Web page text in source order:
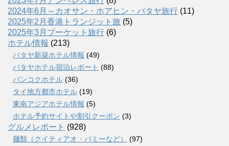
2024年6月～カオサン・ホアヒン・パタヤ旅行 (11)
2025年2月香港トランジット旅 (5)
2025年3月プーケット旅行 (6)
ホテル情報 (213)
パタヤ新築ホテル情報 (49)
パタヤホテル宿泊レポート (88)
バンコクホテル (36)
タイ地方都市ホテル (19)
東南アジアホテル情報 (5)
ホテル予約サイトや割引クーポン (3)
グルメレポート (928)
麺類（クイティアオ・バミーなど）
(97)